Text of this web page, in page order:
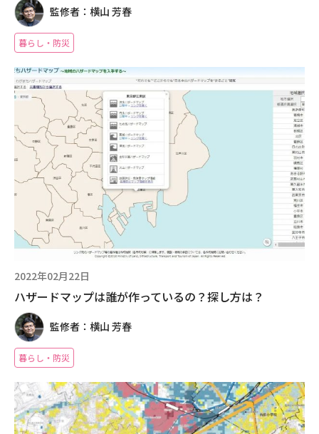
監修者：横山 芳春
暮らし・防災
2022年02月22日
ハザードマップは誰が作っているの？探し方は？
監修者：横山 芳春
暮らし・防災